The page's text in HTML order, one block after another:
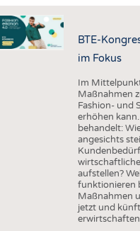
HAUS- UND HEIMTEXTILIEN
BEKLEIDUNG
AUSSCHREIBUNGEN
DTV
DAUNENCHECK
ADRESSEN & LINKS
BTE-
im Fokus
Im
Maßnahmen
Fashion- und
erhöhen
behandelt:
angesichts
aufstellen?
funktionieren
Maßnahmen
jetzt und